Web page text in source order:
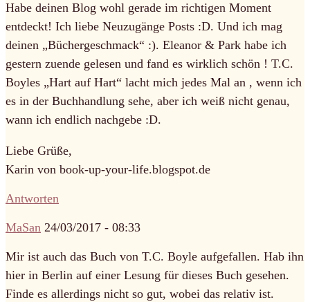
Habe deinen Blog wohl gerade im richtigen Moment
entdeckt! Ich liebe Neuzugänge Posts :D. Und ich mag
deinen „Büchergeschmack“ :). Eleanor & Park habe ich
gestern zuende gelesen und fand es wirklich schön ! T.C.
Boyles „Hart auf Hart“ lacht mich jedes Mal an , wenn ich
es in der Buchhandlung sehe, aber ich weiß nicht genau,
wann ich endlich nachgebe :D.
Liebe Grüße,
Karin von book-up-your-life.blogspot.de
Antworten
MaSan 24/03/2017 - 08:33
Mir ist auch das Buch von T.C. Boyle aufgefallen. Hab ihn
hier in Berlin auf einer Lesung für dieses Buch gesehen.
Finde es allerdings nicht so gut, wobei das relativ ist.